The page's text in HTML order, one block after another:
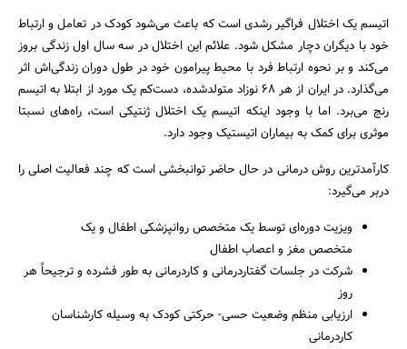
جستجو
اتیسم یک اختلال فراگیر رشدی است که باعث می‌شود کودک در تعامل و ارتباط
خود با دیگران دچار مشکل شود. علائم این اختلال در سه سال اول زندگی بروز
می‌کند و بر نحوه ارتباط فرد با محیط پیرامون خود در طول دوران زندگی‌اش اثر
می‌گذارد. در ایران از هر 68 نوزاد متولدشده، دست‌‌کم یک‌ مورد از ابتلا به اتیسم
رنج می‌برد. اما با وجود اینکه اتیسم یک اختلال ژنتیکی است، راه‌های نسبتا
موثری برای کمک به بیماران اتیستیک وجود دارد.
کارآمدترین روش درمانی در حال حاضر توانبخشی است که چند فعالیت اصلی را
دربر می‌گیرد:
ویزیت دوره‌ای توسط یک متخصص روانپزشکی اطفال و یک
متخصص مغز و اعصاب اطفال
شرکت در جلسات گفتاردرمانی و کاردرمانی به طور فشرده و ترجیحاً هر
روز
ارزیابی منظم وضعیت حسی- حرکتی کودک به وسیله کارشناسان
کاردرمانی